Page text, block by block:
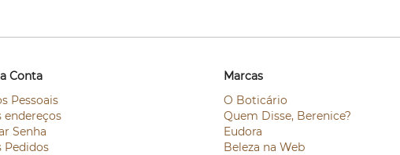
Conta
Pessoais
endereços
Senha
Pedidos
Marcas
O Boticário
Quem Disse, Berenice?
Eudora
Beleza na Web